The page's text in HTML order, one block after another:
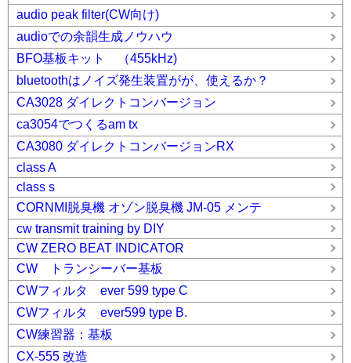
audio peak filter(CW向け)
audioでの余韻生成ノウハウ
BFO基板キット （455kHz)
bluetoothはノイズ発生装置がが、使えるか？
CA3028 ダイレクトコンバージョン
ca3054でつくるam tx
CA3080 ダイレクトコンバージョンRX
class A
class s
CORNMI脱臭機 オゾン脱臭機 JM-05 メンテ
cw transmit training by DIY
CW ZERO BEAT INDICATOR
CW トランシーバー基板
CWフィルタ ever 599 type C
CWフィルタ ever599 type B.
CW練習器：基板
CX-555 改造